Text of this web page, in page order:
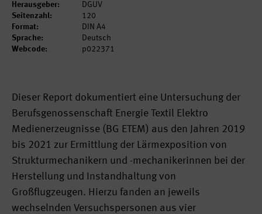
Herausgeber:
DGUV
Seitenzahl:
120
Format:
DIN A4
Sprache:
Deutsch
Webcode:
p022371
Dieser Report dokumentiert eine Untersuchung der
Berufsgenossenschaft Energie Textil Elektro
Medienerzeugnisse (BG ETEM) aus den Jahren 2019
bis 2021 zur Ermittlung der Lärmexposition von
Strukturmechanikern und -mechanikerinnen bei der
Herstellung und Instandhaltung von
Großflugzeugen. Hierzu fanden an jeweils
wechselnden Versuchspersonen aus vier